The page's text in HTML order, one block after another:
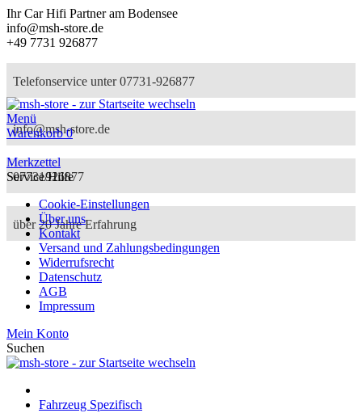
Ihr Car Hifi Partner am Bodensee
info@msh-store.de
+49 7731 926877
Telefonservice unter 07731-926877
info@msh-store.de
07731926877
über 20 Jahre Erfahrung
Menü
Warenkorb0
Merkzettel
Service/Hilfe
Cookie-Einstellungen
Über uns
Kontakt
Versand und Zahlungsbedingungen
Widerrufsrecht
Datenschutz
AGB
Impressum
Mein Konto
Suchen
Fahrzeug Spezifisch